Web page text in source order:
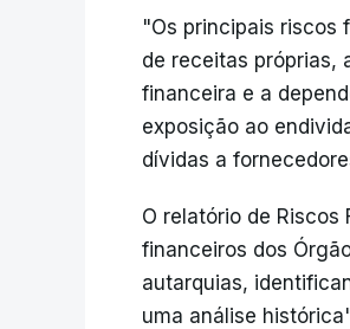
"Os principais riscos
de receitas próprias,
financeira e a
exposição ao
dívidas a
O relatório de Riscos
financeiros dos
autarquias,
uma análise